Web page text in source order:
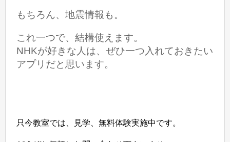
もちろん、地震情報も。
これ一つで、結構使えます。
NHKが好きな人は、ぜひ一つ入れておきたい
アプリだと思います。
只今教室では、見学、無料体験実施中です。